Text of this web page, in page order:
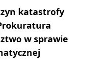
katastrofy
w sprawie